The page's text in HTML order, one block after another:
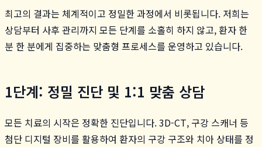
최고의 결과는 체계적이고 정밀한 과정에서 비롯됩니다. 저희는
상담부터 사후 관리까지 모든 단계를 소홀히 하지 않고, 환자 한
분 한 분에게 집중하는 맞춤형 프로세스를 운영하고 있습니다.
1단계: 정밀 진단 및 1:1 맞춤 상담
모든 치료의 시작은 정확한 진단입니다. 3D-CT, 구강 스캐너 등
첨단 디지털 장비를 활용하여 환자의 구강 구조와 치아 상태를 정